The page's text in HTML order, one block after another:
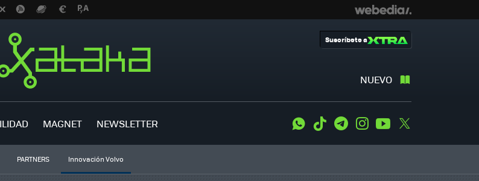
NUEVO
Suscríbete a
MAGNET NEWSLETTER WhatsApp
Tiktok TelegramInstagramYoutube
PARTNERS Innovación Volvo